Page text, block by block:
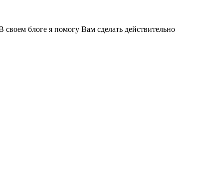
блоге я помогу Вам сделать действительно